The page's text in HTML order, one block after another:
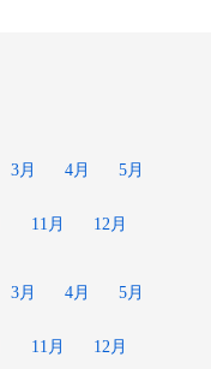
3月 4月 5月
11月 12月
3月 4月 5月
11月 12月